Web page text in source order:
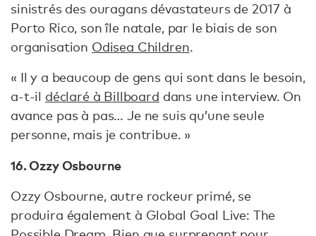
sinistrés des ouragans dévastateurs de 2017 à
Porto Rico, son île natale, par le biais de son
organisation Odisea Children.
« Il y a beaucoup de gens qui sont dans le besoin,
a-t-il déclaré à Billboard dans une interview. On
avance pas à pas… Je ne suis qu’une seule
personne, mais je contribue. »
16. Ozzy Osbourne
Ozzy Osbourne, autre rockeur primé, se
produira également à Global Goal Live: The